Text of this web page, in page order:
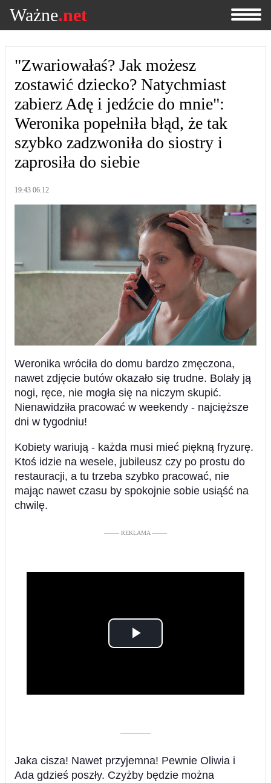
Ważne.net
"Zwariowałaś? Jak możesz
zostawić dziecko? Natychmiast
zabierz Adę i jedźcie do mnie":
Weronika popełniła błąd, że tak
szybko zadzwoniła do siostry i
zaprosiła do siebie
19:43 06.12
Weronika wróciła do domu bardzo zmęczona,
nawet zdjęcie butów okazało się trudne. Bolały ją
nogi, ręce, nie mogła się na niczym skupić.
Nienawidziła pracować w weekendy - najcięższe
dni w tygodniu!
Kobiety wariują - każda musi mieć piękną fryzurę.
Ktoś idzie na wesele, jubileusz czy po prostu do
restauracji, a tu trzeba szybko pracować, nie
mając nawet czasu by spokojnie sobie usiąść na
chwilę.
––––– REKLAMA –––––
Play
––––––––––
Jaka cisza! Nawet przyjemna! Pewnie Oliwia i
Ada gdzieś poszły. Czyżby będzie można